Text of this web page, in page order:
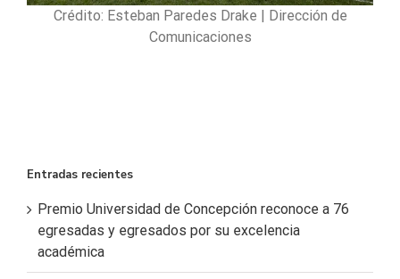
Crédito: Esteban Paredes Drake | Dirección de
Comunicaciones
Entradas recientes
Premio Universidad de Concepción reconoce a 76
egresadas y egresados por su excelencia
académica